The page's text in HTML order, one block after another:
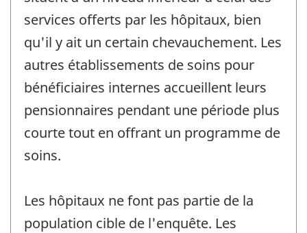
services offerts par les hôpitaux, bien
qu'il y ait un certain chevauchement. Les
autres établissements de soins pour
bénéficiaires internes accueillent leurs
pensionnaires pendant une période plus
courte tout en offrant un programme de
soins.
Les hôpitaux ne font pas partie de la
population cible de l'enquête. Les